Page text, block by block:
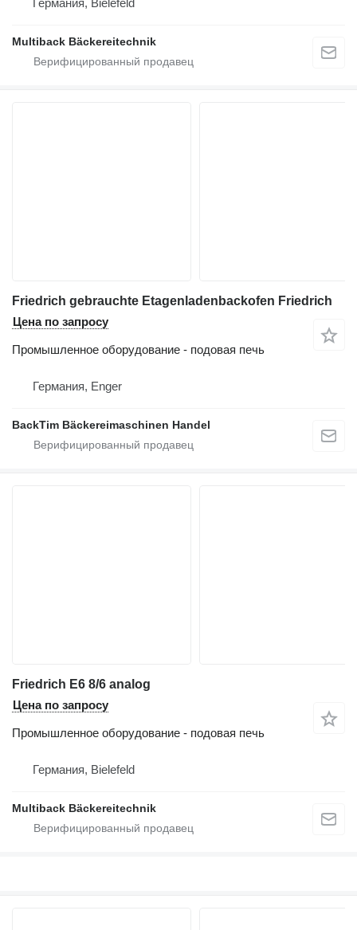
Германия, Bielefeld
Multiback Bäckereitechnik
Friedrich gebrauchte Etagenladenbackofen Friedrich
Цена по запросу
Промышленное оборудование - подовая печь
Германия, Enger
BackTim Bäckereimaschinen Handel
Friedrich E6 8/6 analog
Цена по запросу
Промышленное оборудование - подовая печь
Германия, Bielefeld
Multiback Bäckereitechnik